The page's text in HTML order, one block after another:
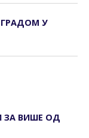
У
ЗА ВИШЕ ОД